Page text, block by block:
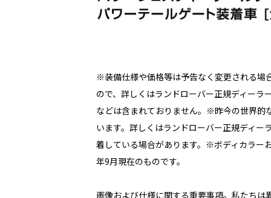
※装備仕様や価格等は予告なく変更される場
ので、詳しくはランドローバー正規ディー
などは含まれておりません。※昨今の世界的
います。詳しくはランドローバー正規ディ
着している場合があります。※ボディカラー
年9月現在のものです。
画像および仕様に関する重要事項。私たち